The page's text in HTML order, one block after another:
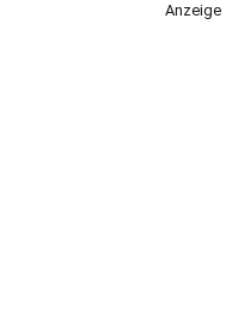
Anzeige